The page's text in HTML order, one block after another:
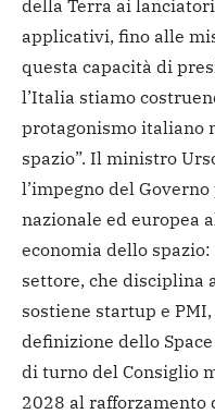
della Terra ai
applicativi, fino alle
questa capacità di
l’Italia stiamo
protagonismo italiano
spazio”. Il ministro
l’impegno del
nazionale ed europea
economia dello
settore, che disciplina
sostiene startup e
definizione dello
di turno del Consiglio
2028 al rafforzamento